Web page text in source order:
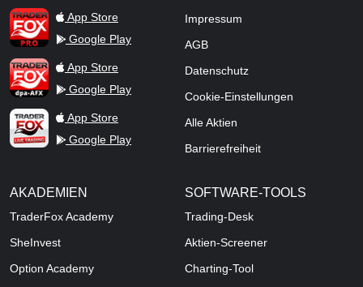
TraderFox ProApp Store
Google Play
TraderFox dpa-AFX ProFeed
App Store
Google Play
TraderFox Live Trading
App Store
Google Play
Impressum
AGB
Datenschutz
Cookie-Einstellungen
Alle Aktien
Barrierefreiheit
AKADEMIEN
TraderFox Academy
SheInvest
Option Academy
SOFTWARE-TOOLS
Trading-Desk
Aktien-Screener
Charting-Tool